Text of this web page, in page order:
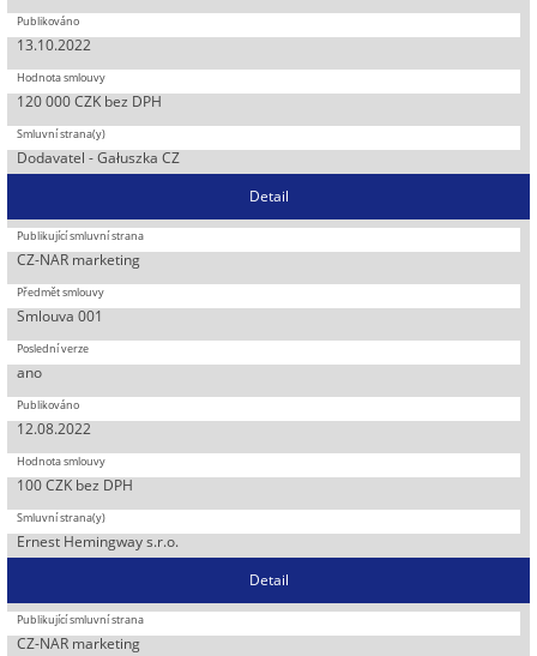
13.10.2022
120 000 CZK bez DPH
Dodavatel - Gałuszka CZ
Detail
CZ-NAR marketing
Smlouva 001
ano
12.08.2022
100 CZK bez DPH
Ernest Hemingway s.r.o.
Detail
CZ-NAR marketing